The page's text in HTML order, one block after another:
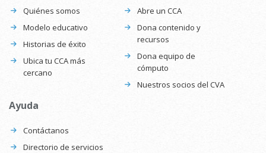
Quiénes somos
Modelo educativo
Historias de éxito
Ubica tu CCA más
cercano
Abre un CCA
Dona contenido y
recursos
Dona equipo de
cómputo
Nuestros socios del CVA
Ayuda
Contáctanos
Directorio de servicios